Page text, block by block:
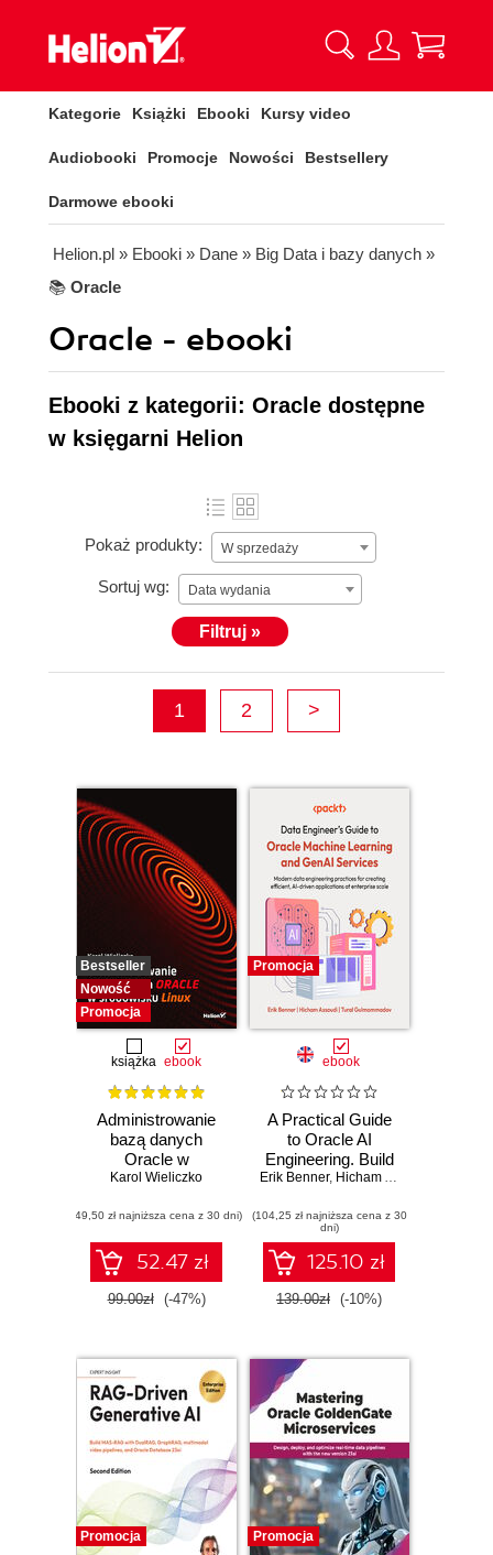
Kategorie Książki Ebooki Kursy video
Audiobooki Promocje Nowości Bestsellery
Darmowe ebooki
Helion.pl » Ebooki » Dane » Big Data i bazy danych »
📚 Oracle
Oracle - ebooki
Ebooki z kategorii: Oracle dostępne
w księgarni Helion
Pokaż produkty: W sprzedaży
Sortuj wg: Data wydania
Filtruj »
1 2 >
Bestseller
Nowość
Promocja
książka ebook
Administrowanie
bazą danych
Oracle w
środowisku Linux
Karol Wieliczko
(49,50 zł najniższa cena z 30 dni)
52.47 zł
99.00zł (-47%)
Promocja
ebook
A Practical Guide
to Oracle AI
Engineering. Build
intelligent apps with
and AI across
cloud and on-
premises
environments
Erik Benner, Hicham Assoudi
(104,25 zł najniższa cena z 30
dni)
125.10 zł
139.00zł (-10%)
Promocja Promocja